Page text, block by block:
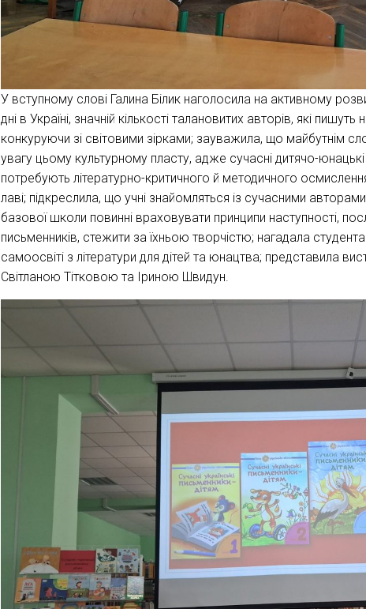
У вступному слові Галина Білик наголосила на активному
дні в Україні, значній кількості талановитих авторів, які
конкуруючи зі світовими зірками; зауважила, що майбутнім
увагу цьому культурному пласту, адже сучасні дитячо-
потребують літературно-критичного й методичного
лаві; підкреслила, що учні знайомляться із сучасними
базової школи повинні враховувати принципи наступності,
письменників, стежити за їхньою творчістю; нагадала
самоосвіті з літератури для дітей та юнацтва; представила
Світланою Тітковою та Іриною Швидун.